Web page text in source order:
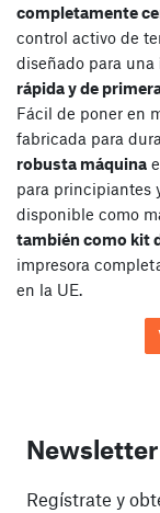
completamente
control activo de
diseñado para una
rápida y de
Fácil de poner en
fabricada para
robusta máquina
para principiantes
disponible como
también como kit
impresora
en la UE.
Newsletter
Regístrate y